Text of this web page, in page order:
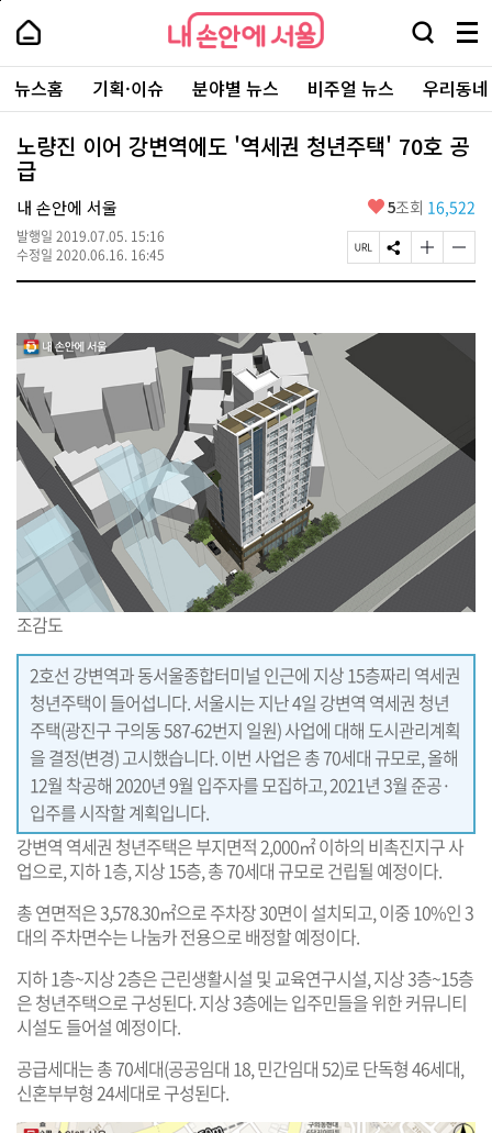
본
로
가
내
손
안
에
서
울
-
서
울
시
대
표
소
통
포
내
손
에
울
검
창
열
기
메
뉴
전
체
보
기
주
요
서
뉴스홈 기획·이슈 분야별 뉴스 비주얼 뉴스 우리동
노량진 이어 강변역에도 '역세권 청년주택' 70호 공
급
내 손안에 서울
발행일 2019.07.05. 15:16
수정일 2020.06.16. 16:45
좋
요
5조회 16,522
페
이
R
L
복
사
S
N
유
글
자
크
기
글
자
작
조감도
2호선 강변역과 동서울종합터미널 인근에 지상 15층짜리 역세권
청년주택이 들어섭니다. 서울시는 지난 4일 강변역 역세권 청년
주택(광진구 구의동 587-62번지 일원) 사업에 대해 도시관리계획
을 결정(변경) 고시했습니다. 이번 사업은 총 70세대 규모로, 올해
12월 착공해 2020년 9월 입주자를 모집하고, 2021년 3월 준공·
입주를 시작할 계획입니다.
강변역 역세권 청년주택은 부지면적 2,000㎡ 이하의 비촉진지구 사
업으로, 지하 1층, 지상 15층, 총 70세대 규모로 건립될 예정이다.
총 연면적은 3,578.30㎡으로 주차장 30면이 설치되고, 이중 10%인 3
대의 주차면수는 나눔카 전용으로 배정할 예정이다.
지하 1층~지상 2층은 근린생활시설 및 교육연구시설, 지상 3층~15층
은 청년주택으로 구성된다. 지상 3층에는 입주민들을 위한 커뮤니티
시설도 들어설 예정이다.
공급세대는 총 70세대(공공임대 18, 민간임대 52)로 단독형 46세대,
신혼부부형 24세대로 구성된다.
페
상
단
로